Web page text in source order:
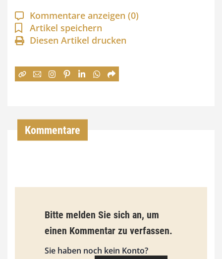
a
n
n
:
€
i
s
9
Kommentare anzeigen (0)
Artikel speichern
Diesen Artikel drucken
Kommentare
Bitte melden Sie sich an, um
einen Kommentar zu verfassen.
Sie haben noch kein Konto?